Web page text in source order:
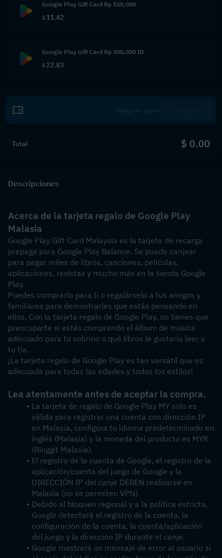
Google Play Gift Card Rp 150,000
$ 11.42
Google Play Gift Card Rp 300,000 ID
$ 22.83
Total $ 0.00
Descripciones
Acerca de la tarjeta regalo de Google Play
Malasia
Google Play Gift Card Malaysia es la tarjeta de recarga
prepaga para Google Play Balance. Se puede canjear
para pagar miles de libros, canciones, películas,
aplicaciones, revistas y mucho más en la tienda Google
Play.
Puedes comprarlo para ti o regalárselo a tus amigos y
familiares para demostrarles que estás pensando en
ellos. Con la tarjeta regalo de Google Play, no tienes que
preocuparte si estás comprando el álbum de música
adecuado para tu sobrino o qué libros le gustaría leer a
tu tía.
¡La tarjeta regalo de Google Play es tan versátil que es
adecuada para todas las edades y todos los estilos!
Lea atentamente antes de aceptar la compra.
La tarjeta de regalo de Google Play MY solo es
válida para registrar una cuenta con dirección IP
en Malasia, configura tu idioma predeterminado en
inglés (Malasia) y la moneda del producto es MYR
(Ringgit Malasia).
El registro de la cuenta de Google, el registro de la
aplicación/cuenta del juego de Google y la
DIRECCIÓN IP del canje DEBEN realizarse en
Malasia (no se permiten VPN).
Debido al bloqueo regional y a la política estricta,
Google detectará el registro de la cuenta, la
configuración de la cuenta, la cuenta/aplicación
del juego y la dirección IP durante el canje.
Google mostrará un mensaje de error al usuario si